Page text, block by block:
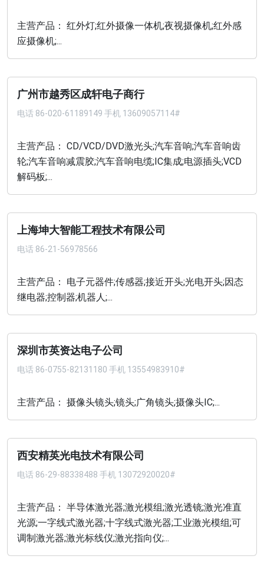
主营产品： 红外灯;红外摄像一体机;夜视摄像机;红外感
应摄像机;...
广州市越秀区成轩电子商行
电话 86-020-61189149 手机 13609057114#
主营产品： CD/VCD/DVD激光头;汽车音响;汽车音响齿
轮;汽车音响减震胶;汽车音响电缆;IC集成;电源插头;VCD
解码板;...
上海坤大智能工程技术有限公司
电话 86-21-56978566
主营产品： 电子元器件;传感器;接近开头;光电开头;因态
继电器;控制器;机器人;...
深圳市英资达电子公司
电话 86-0755-82131180 手机 13554983910#
主营产品： 摄像头镜头;镜头;广角镜头;摄像头IC;...
西安精英光电技术有限公司
电话 86-29-88338488 手机 13072920020#
主营产品： 半导体激光器;激光模组;激光透镜;激光准直
光源;一字线式激光器;十字线式激光器;工业激光模组;可
调制激光器;激光标线仪;激光指向仪;...